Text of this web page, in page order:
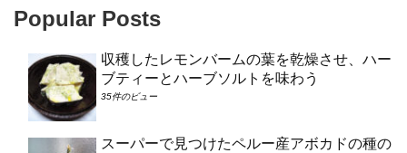
Popular Posts
収穫したレモンバームの葉を乾燥させ、ハー
ブティーとハーブソルトを味わう
35件のビュー
スーパーで見つけたペルー産アボカドの種の